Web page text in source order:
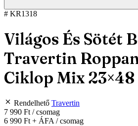
# KR1318
Világos És Sötét
Travertin
Ciklop Mix
Rendelhető Travertin
7 990 Ft / csomag
6 990 Ft + ÁFA / csomag